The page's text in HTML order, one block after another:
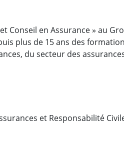
Conseil en Assurance » au
plus de 15 ans des
du secteur des
et Responsabilité